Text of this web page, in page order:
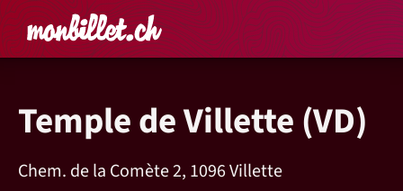
Accueil Rechercher un
Panier
Temple de Villette (VD)
Chem. de la Comète 2, 1096 Villette